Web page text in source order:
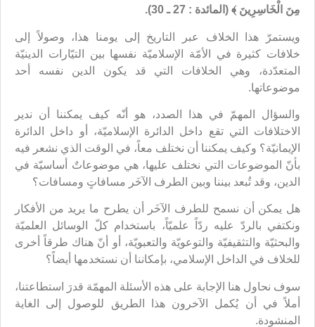
مِنَ الْخَاسِرِينَ ﴾ (المائدة : 27 ـ 30).
ويستمرّ هذا الخلاف عبر التاریخ إلى يومنا هذا، وصولاً إلى
خلافات كثيرة في الأمّة الإسلاميّة نفسها بين التیّارات الدينيّة
المتعدّدة، وهي الخلافات التي قد يكون الدين نفسه أحد
موضوعاتها.
والسؤال المهمّ في هذا الصدد، هو أنّه كيف يمكننا أن ندير
الاختلافات التي تقع داخل الدائرة الإسلاميّة، أو داخل الدائرة
الإيمانيّة؟ وكيف يمكننا أن نختلف معاً، في الوقت الذي نشعر فيه
بأنّ الموضوعات التي نختلف عليها، هي موضوعاتٌ أساسيّة في
الدين، وقد تُبعد بيننا وبين الطرف الآخَر مسافاتٍ ومسافات؟
هل يمكن أن نسمح للطرف الآخَر أن يطرح ما يريد من الأفكار
ونكتفي بالردّ عليه ردّاً علميّاً، باستخدام كلّ الوسائل العلميّة
والبحثيّة والتثقيفيّة والتوعويّة والتعبويّة، أو أنّ هناك طرقاً أخرى
للخلاف في الداخل الإسلامي، بإمكاننا أن نستخدمها أيضاً؟
سوف نحاول هنا الإجابة على هذه الأسئلة المهمّة قدرَ استطاعتنا،
أملاً في أن يُكمل الآخرون هذا الطريق للوصول إلى الغاية
المنشودة.